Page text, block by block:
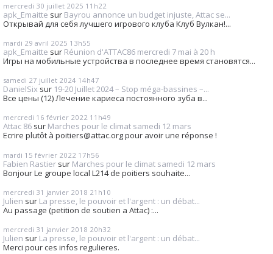
mercredi 30 juillet 2025 11h22
apk_Emaitte sur Bayrou annonce un budget injuste, Attac se...
Открывай для себя лучшего игрового клуба Клуб Вулкан!...
mardi 29 avril 2025 13h55
apk_Emaitte sur Réunion d'ATTAC86 mercredi 7 mai à 20 h
Игры на мобильные устройства в последнее время становятся...
samedi 27 juillet 2024 14h47
DanielSix sur 19-20 Juillet 2024 – Stop méga-bassines –...
Все цены (12) Лечение кариеса постоянного зуба в...
mercredi 16 février 2022 11h49
Attac 86 sur Marches pour le climat samedi 12 mars
Ecrire plutôt à poitiers@attac.org pour avoir une réponse !
mardi 15 février 2022 17h56
Fabien Rastier sur Marches pour le climat samedi 12 mars
Bonjour Le groupe local L214 de poitiers souhaite...
mercredi 31 janvier 2018 21h10
Julien sur La presse, le pouvoir et l'argent : un débat...
Au passage (petition de soutien a Attac) :...
mercredi 31 janvier 2018 20h32
Julien sur La presse, le pouvoir et l'argent : un débat...
Merci pour ces infos regulieres.